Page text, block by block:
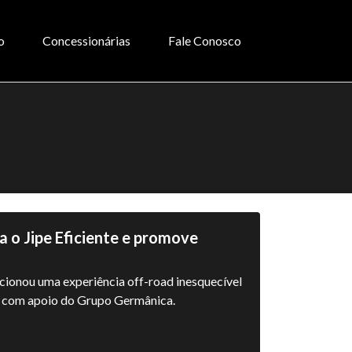
Concessionárias Fale Conosco
o Jipe Eficiente e promove
uma experiência off-road inesquecível
apoio do Grupo Germânica.